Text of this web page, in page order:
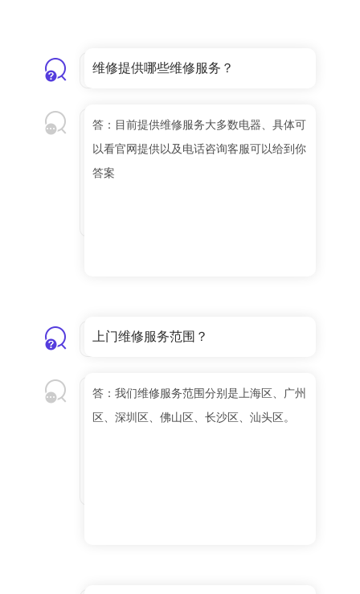
维修提供哪些维修服务？
答：目前提供维修服务大多数电器、具体可
以看官网提供以及电话咨询客服可以给到你
答案
上门维修服务范围？
答：我们维修服务范围分别是上海区、广州
区、深圳区、佛山区、长沙区、汕头区。